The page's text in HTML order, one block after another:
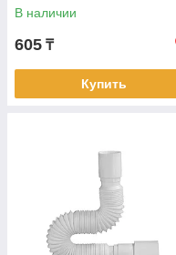
В наличии
605 ₸
Купить